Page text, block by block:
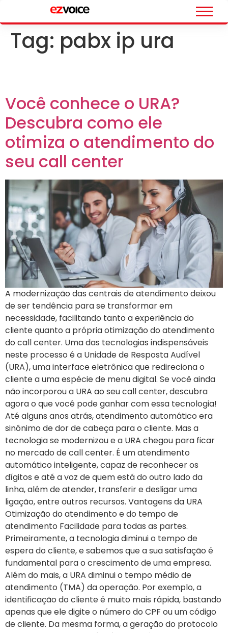
Tag: pabx ip ura
Você conhece o URA?
Descubra como ele
otimiza o atendimento do
seu call center
A modernização das centrais de atendimento deixou
de ser tendência para se transformar em
necessidade, facilitando tanto a experiência do
cliente quanto a própria otimização do atendimento
do call center. Uma das tecnologias indispensáveis
neste processo é a Unidade de Resposta Audível
(URA), uma interface eletrônica que redireciona o
cliente a uma espécie de menu digital. Se você ainda
não incorporou a URA ao seu call center, descubra
agora o que você pode ganhar com essa tecnologia!
Até alguns anos atrás, atendimento automático era
sinônimo de dor de cabeça para o cliente. Mas a
tecnologia se modernizou e a URA chegou para ficar
no mercado de call center. É um atendimento
automático inteligente, capaz de reconhecer os
dígitos e até a voz de quem está do outro lado da
linha, além de atender, transferir e desligar uma
ligação, entre outros recursos. Vantagens da URA
Otimização do atendimento e do tempo de
atendimento Facilidade para todas as partes.
Primeiramente, a tecnologia diminui o tempo de
espera do cliente, e sabemos que a sua satisfação é
fundamental para o crescimento de uma empresa.
Além do mais, a URA diminui o tempo médio de
atendimento (TMA) da operação. Por exemplo, a
identificação do cliente é muito mais rápida, bastando
apenas que ele digite o número do CPF ou um código
de cliente. Da mesma forma, a geração do protocolo